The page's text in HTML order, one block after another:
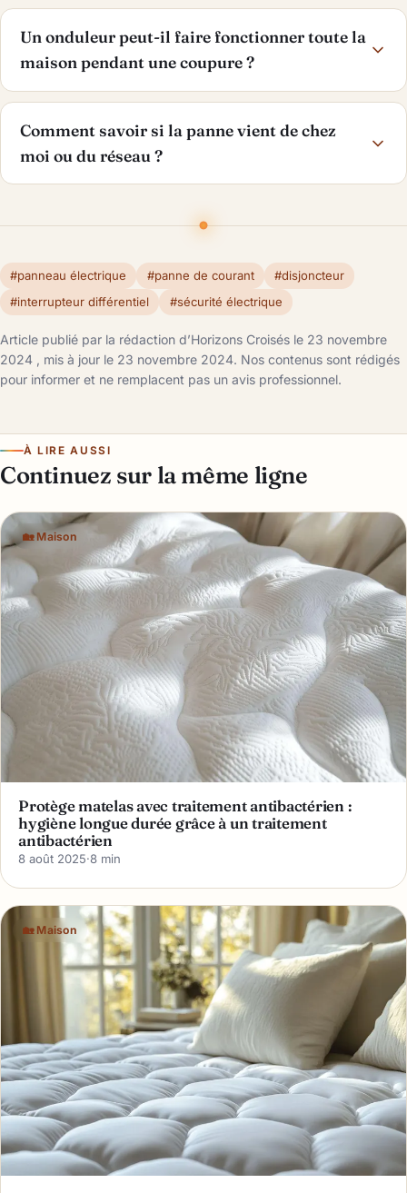
Un onduleur peut-il faire fonctionner toute la
maison pendant une coupure ?
Comment savoir si la panne vient de chez
moi ou du réseau ?
#panneau électrique #panne de courant
#disjoncteur
#interrupteur différentiel
#sécurité électrique
Article publié par la rédaction d’Horizons Croisés le 23 novembre
2024 , mis à jour le 23 novembre 2024. Nos contenus sont rédigés
pour informer et ne remplacent pas un avis professionnel.
À LIRE AUSSI
Continuez sur la même ligne
🏡 Maison
Protège matelas avec traitement antibactérien :
hygiène longue durée grâce à un traitement
antibactérien
8 août 2025·8 min
🏡 Maison